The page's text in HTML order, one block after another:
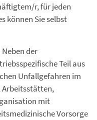
r, für jeden
können Sie selbst
Neben der
Teil aus
Unfallgefahren im
Arbeitsstätten,
mit
Vorsorge